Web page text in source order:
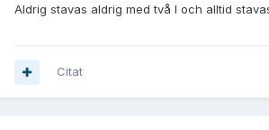
Aldrig stavas aldrig med två l och alltid
Citat